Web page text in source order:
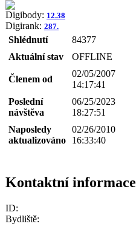
Digibody: 12.38
Digirank: 287.
Shlédnutí
84377
Aktuální stav
OFFLINE
Členem od
02/05/2007
14:17:41
Poslední
návštěva
06/25/2023
18:27:51
Naposledy
aktualizováno
02/26/2010
16:33:40
Kontaktní informace
ID:
Bydliště: